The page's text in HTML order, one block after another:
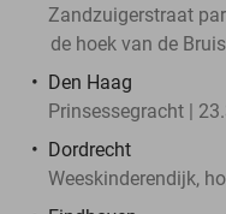
Zandzuigerstraat
de hoek van de
Den Haag
Prinsessegracht |
Dordrecht
Weeskinderendijk,